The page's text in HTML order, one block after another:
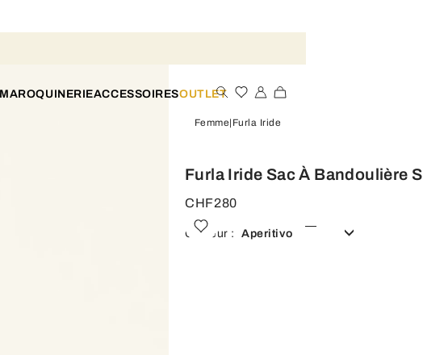
ACCESSOIRESOUTLET
Femme Furla Iride
Furla Iride Sac À Bandoulière S
CHF280
Couleur : Aperitivo